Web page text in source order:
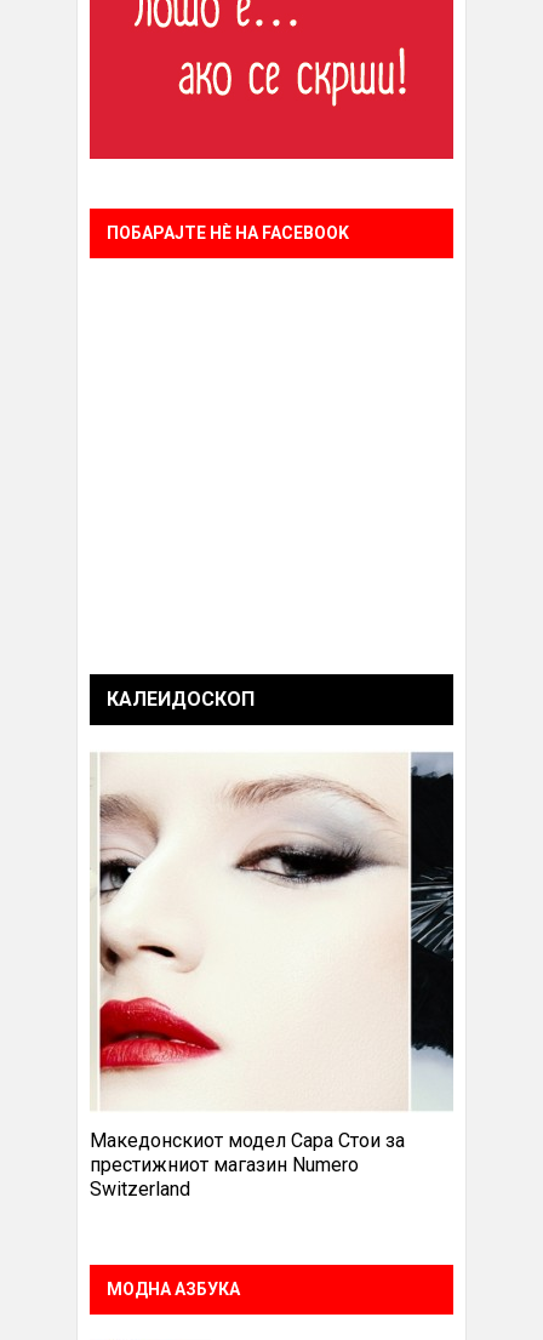
ПОБАРАЈТЕ НÈ НА FACEBOOK
КАЛЕИДОСКОП
Македонскиот модел Сара Стои за
престижниот магазин Numero
Switzerland
МОДНА АЗБУКА